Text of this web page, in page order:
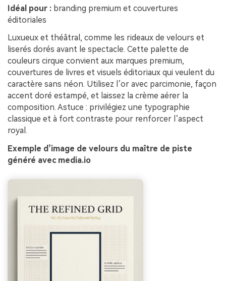
Idéal pour : branding premium et couvertures
éditoriales
Luxueux et théâtral, comme les rideaux de velours et
liserés dorés avant le spectacle. Cette palette de
couleurs cirque convient aux marques premium,
couvertures de livres et visuels éditoriaux qui veulent du
caractère sans néon. Utilisez l’or avec parcimonie, façon
accent doré estampé, et laissez la crème aérer la
composition. Astuce : privilégiez une typographie
classique et à fort contraste pour renforcer l’aspect
royal.
Exemple d’image de velours du maître de piste
généré avec media.io